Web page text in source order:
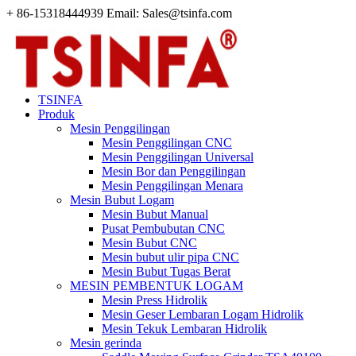
+ 86-15318444939 Email: Sales@tsinfa.com
TSINFA
Produk
Mesin Penggilingan
Mesin Penggilingan CNC
Mesin Penggilingan Universal
Mesin Bor dan Penggilingan
Mesin Penggilingan Menara
Mesin Bubut Logam
Mesin Bubut Manual
Pusat Pembubutan CNC
Mesin Bubut CNC
Mesin bubut ulir pipa CNC
Mesin Bubut Tugas Berat
MESIN PEMBENTUK LOGAM
Mesin Press Hidrolik
Mesin Geser Lembaran Logam Hidrolik
Mesin Tekuk Lembaran Hidrolik
Mesin gerinda